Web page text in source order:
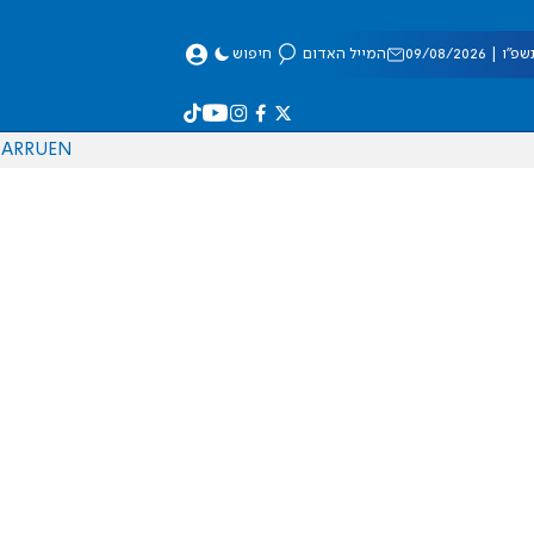
08/2026 המייל האדום חיפוש
EN
RU
AR